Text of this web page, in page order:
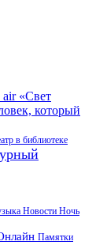
«Свет
который
в библиотеке
Новости Ночь
Памятки